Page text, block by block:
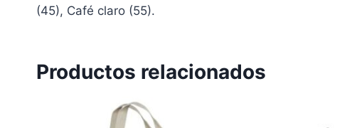
(45), Café claro (55).
Productos relacionados